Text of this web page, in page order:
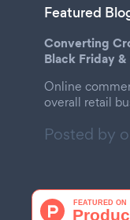
Featured
Converting
Black Friday
Online
overall retail
Posted by